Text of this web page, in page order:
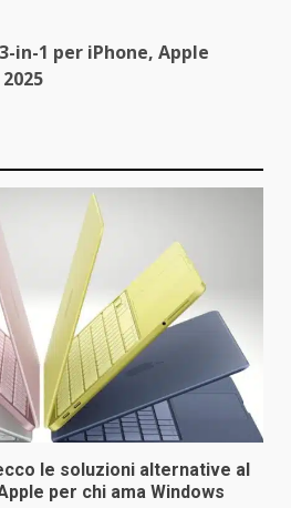
in-1 per iPhone, Apple
le soluzioni alternative al
per chi ama Windows